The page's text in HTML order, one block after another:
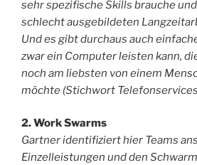
sehr spezifische Skills brauche
schlecht ausgebildeten
Und es gibt durchaus auch
zwar ein Computer leisten kann,
noch am liebsten von einem
möchte (Stichwort
2. Work Swarms
Gartner identifiziert hier Teams
Einzelleistungen und den